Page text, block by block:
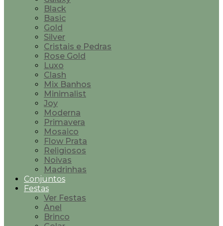
Black
Basic
Gold
Silver
Cristais e Pedras
Rose Gold
Luxo
Clash
Mix Banhos
Minimalist
Joy
Moderna
Primavera
Mosaico
Flow Prata
Religiosos
Noivas
Madrinhas
Conjuntos
Festas
Ver Festas
Anel
Brinco